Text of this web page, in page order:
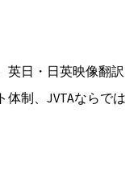
英日・日英映像翻訳
制、JVTAならでは